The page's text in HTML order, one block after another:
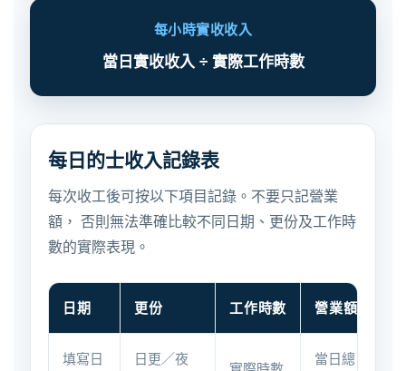
每小時實收收入
當日實收收入 ÷ 實際工作時數
每日的士收入記錄表
每次收工後可按以下項目記錄。不要只記營業
額， 否則無法準確比較不同日期、更份及工作時
數的實際表現。
日期 更份 工作時數 營業額
填寫日
日更／夜
當日總